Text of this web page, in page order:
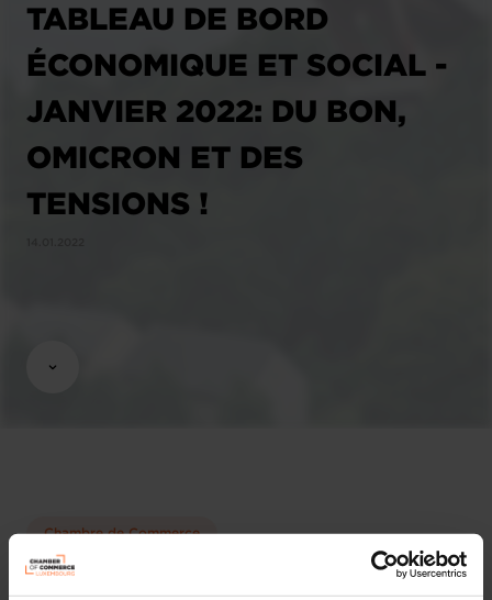
TABLEAU DE BORD
ÉCONOMIQUE ET SOCIAL -
JANVIER 2022: DU BON,
OMICRON ET DES
TENSIONS !
Chambre de Commerce